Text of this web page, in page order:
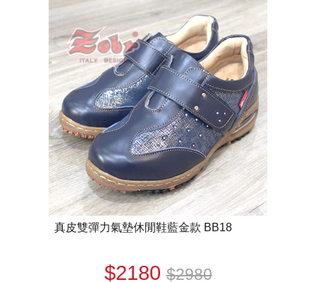
真皮雙彈力氣墊休閒鞋藍金款 BB18
$2180$2980